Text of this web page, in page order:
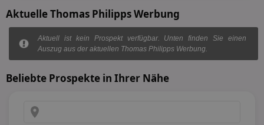
Aktuelle Thomas Philipps Werbung
Aktuell ist kein Prospekt verfügbar. Unten finden Sie einen
Auszug aus der aktuellen Thomas Philipps Werbung.
Beliebte Prospekte in Ihrer Nähe